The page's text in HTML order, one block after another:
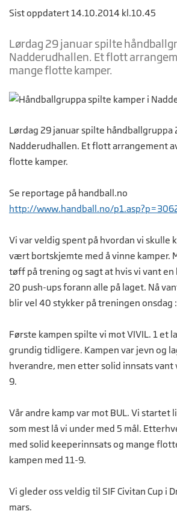
Sist oppdatert 14.10.2014 kl.10.45
Lørdag 29 januar spilte
Nadderudhallen. Et flott
mange flotte kamper.
Lørdag 29 januar spilte håndballgruppa
Nadderudhallen. Et flott arrangement
flotte kamper.
Se reportage på handball.no
http://www.handball.no/
Vi var veldig spent på hvordan vi skulle
vært bortskjemte med å vinne kamper.
tøff på trening og sagt at hvis vi vant en
20 push-ups forann alle på laget. Nå
blir vel 40 stykker på treningen onsdag
Første kampen spilte vi mot VIVIL. 1 et
grundig tidligere. Kampen var jevn og
hverandre, men etter solid innsats vant
9.
Vår andre kamp var mot BUL. Vi
som mest lå vi under med 5 mål.
med solid keeperinnsats og mange
kampen med 11-9.
Vi gleder oss veldig til SIF Civitan Cup i
mars.